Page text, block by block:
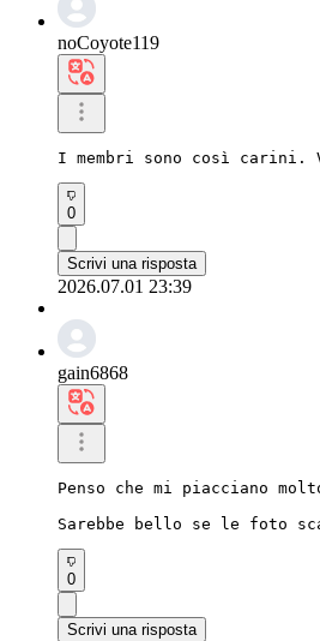
noCoyote119
I membri sono così
0
Scrivi una risposta
2026.07.01 23:39
gain6868
Penso che mi piacciano
Sarebbe bello se le foto
0
Scrivi una risposta